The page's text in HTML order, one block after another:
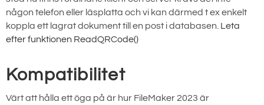
någon telefon eller läsplatta och vi kan därmed t ex enkelt
koppla ett lagrat dokument till en post i databasen. Leta
efter funktionen ReadQRCode()
Kompatibilitet
Värt att hålla ett öga på är hur FileMaker 2023 är